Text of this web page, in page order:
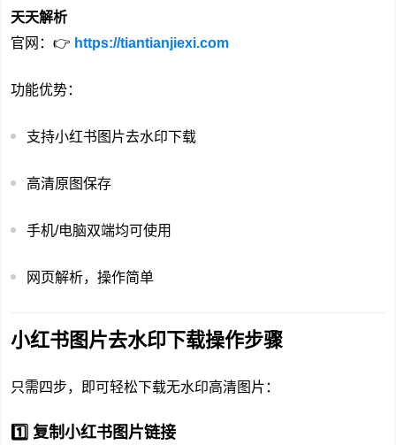
天天解析
官网：👉 https://tiantianjiexi.com
功能优势：
支持小红书图片去水印下载
高清原图保存
手机/电脑双端均可使用
网页解析，操作简单
小红书图片去水印下载操作步骤
只需四步，即可轻松下载无水印高清图片：
1️⃣ 复制小红书图片链接